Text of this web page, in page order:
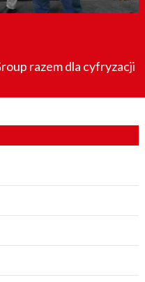
razem dla cyfryzacji